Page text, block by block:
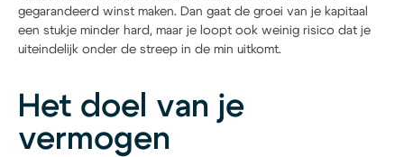
gegarandeerd winst maken. Dan gaat de groei van je kapitaal
een stukje minder hard, maar je loopt ook weinig risico dat je
uiteindelijk onder de streep in de min uitkomt.
Het doel van je
vermogen